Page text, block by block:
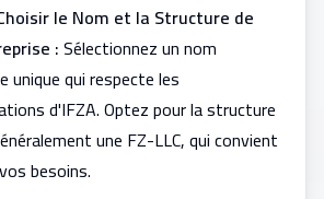
le Nom et la Structure de
:Sélectionnez un nom
unique qui respecte les
d'IFZA. Optez pour la structure
une FZ-LLC, qui convient
besoins.